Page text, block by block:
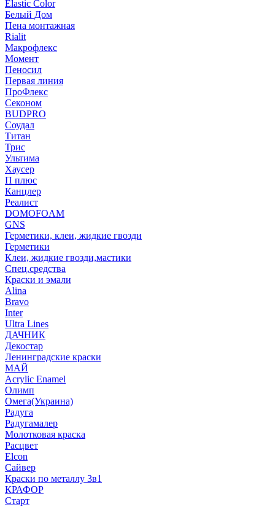
Elastic Color
Белый Дом
Пена монтажная
Rialit
Макрофлекс
Момент
Пеносил
Первая линия
ПроФлекс
Секоном
BUDPRO
Соудал
Титан
Трис
Ультима
Хаусер
П плюс
Канцлер
Реалист
DOMOFOAM
GNS
Герметики, клеи, жидкие гвозди
Герметики
Клеи, жидкие гвозди,мастики
Спец.средства
Краски и эмали
Alina
Bravo
Inter
Ultra Lines
ДАЧНИК
Декостар
Ленинградские краски
МАЙ
Acrylic Enamel
Олимп
Омега(Украина)
Радуга
Радугамалер
Молотковая краска
Расцвет
Elcon
Сайвер
Краски по металлу 3в1
КРАФОР
Старт